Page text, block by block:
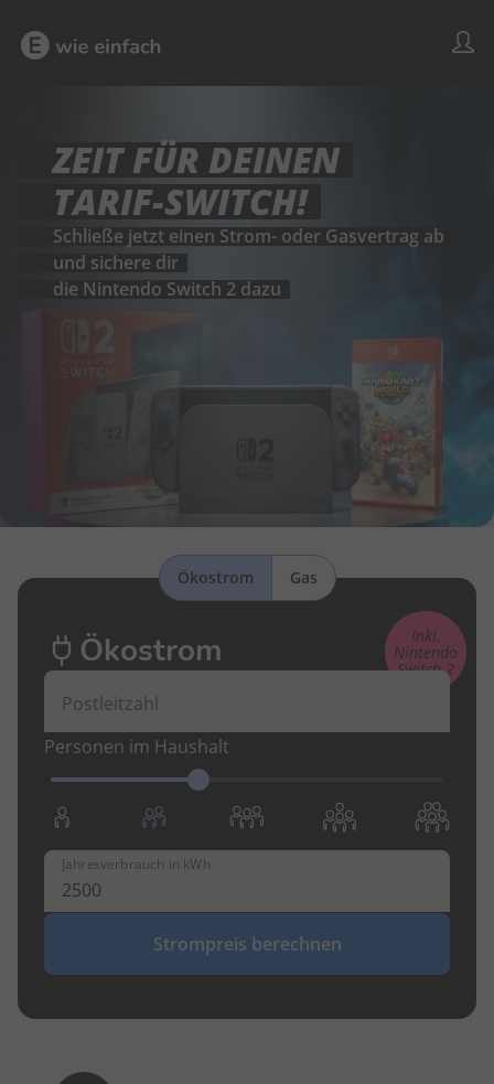
ZEIT FÜR DEINEN
TARIF-SWITCH!
Schließe jetzt einen Strom- oder Gasvertrag ab
und sichere dir
die Nintendo Switch 2 dazu
Ökostrom Gas
Ökostrom Inkl.
Nintendo
Switch 2
Postleitzahl
Personen im Haushalt
Jahresverbrauch in kWh
Strompreis berechnen